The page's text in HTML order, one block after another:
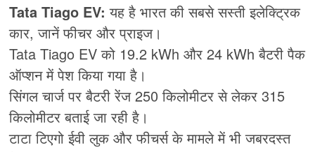
Tata Tiago EV: यह है भारत की सबसे सस्ती इलेक्ट्रिक
कार, जानें फीचर और प्राइज।
Tata Tiago EV को 19.2 kWh और 24 kWh बैटरी पैक
ऑप्शन में पेश किया गया है।
सिंगल चार्ज पर बैटरी रेंज 250 किलोमीटर से लेकर 315
किलोमीटर बताई जा रही है।
टाटा टिएगो ईवी लुक और फीचर्स के मामले में भी जबरदस्त